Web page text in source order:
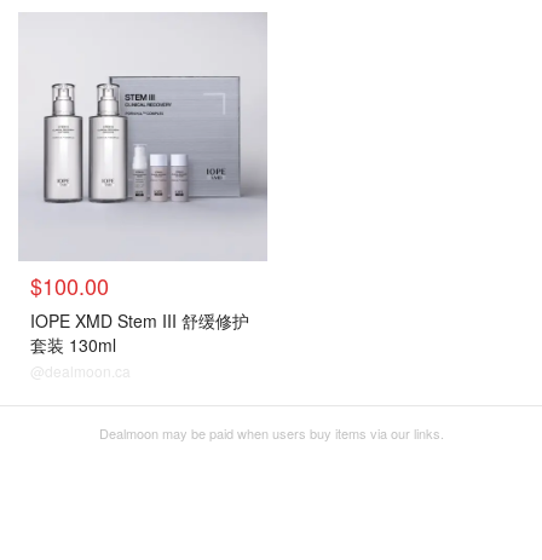
$100.00
IOPE XMD Stem III 舒缓修护
套装 130ml
@dealmoon.ca
Dealmoon may be paid when users buy items via our links.